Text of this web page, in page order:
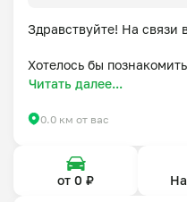
Здравствуйте! На связи
Хотелось бы
рассказать немножко о
За свою жизнь
Это то место, где я
Последние несколько
поваром на кухне
Читать далее...
0.0 км от вас
от 0 ₽